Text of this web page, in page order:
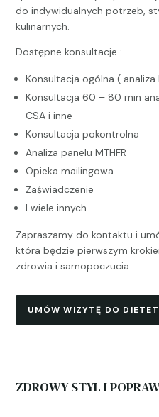
do indywidualnych potrzeb,
kulinarnych.
Dostępne konsultacje :
Konsultacja ogólna (
Konsultacja 60 – 80 min
CSA i inne
Konsultacja pokontrolna
Analiza panelu MTHFR
Opieka mailingowa
Zaświadczenie
I wiele innych
Zapraszamy do kontaktu i
która będzie pierwszym
zdrowia i samopoczucia.
UMÓW WIZYTĘ DO
ZDROWY STYL I